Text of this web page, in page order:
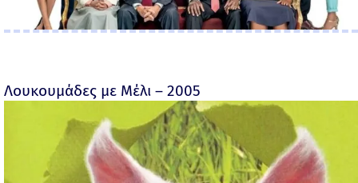
Λουκουμάδες με Μέλι – 2005